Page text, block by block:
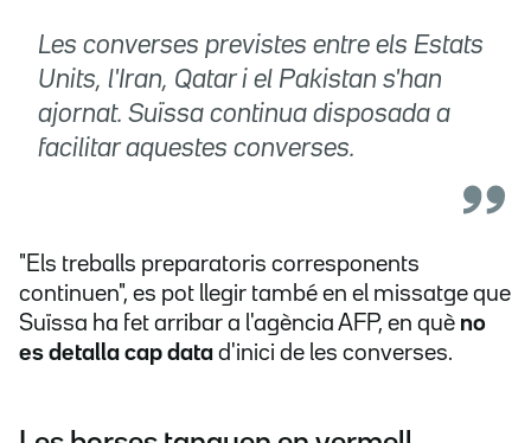
Les converses previstes entre els Estats
Units, l'Iran, Qatar i el Pakistan s'han
ajornat. Suïssa continua disposada a
facilitar aquestes converses.
"Els treballs preparatoris corresponents
continuen", es pot llegir també en el missatge que
Suïssa ha fet arribar a l'agència AFP, en què no
es detalla cap data d'inici de les converses.